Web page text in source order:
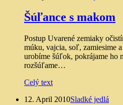
Šúľance s makom
Postup Uvarené zemiaky
múku, vajcia, soľ, zamiesime
urobíme šúľok, pokrájame ho
rozšúľame…
Celý text
12. April 2010Sladké jedlá